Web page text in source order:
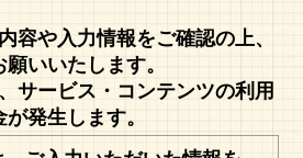
容や入力情報をご確認の上、
願いいたします。
サービス・コンテンツの利用
が発生します。